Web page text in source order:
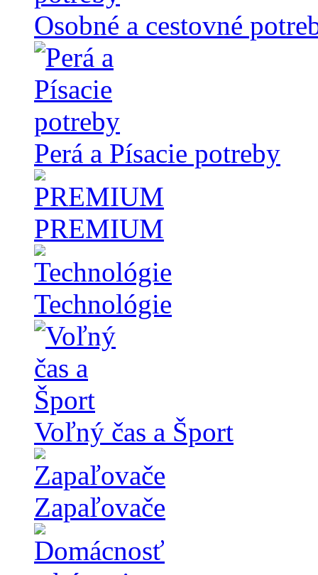
Osobné a cestovné
Perá a Písacie potreby
PREMIUM
Technológie
Voľný čas a Šport
Zapaľovače